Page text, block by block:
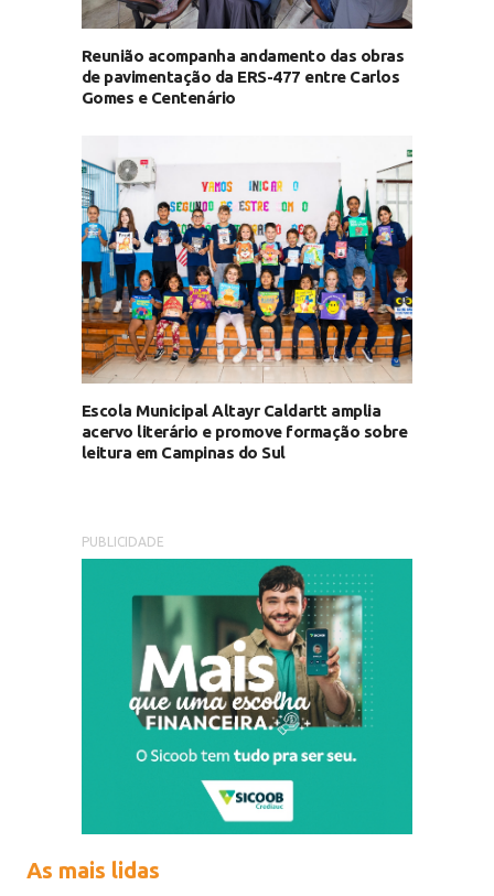
Reunião acompanha andamento das obras
de pavimentação da ERS-477 entre Carlos
Gomes e Centenário
Escola Municipal Altayr Caldartt amplia
acervo literário e promove formação sobre
leitura em Campinas do Sul
PUBLICIDADE
As mais lidas